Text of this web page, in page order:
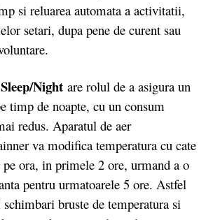
si reluarea automata a activitatii,
setari, dupa pene de curent sau
Night are rolul de a asigura un
timp de noapte, cu un consum
redus. Aparatul de aer
va modifica temperatura cu cate
pe ora, in primele 2 ore, urmand a o
pentru urmatoarele 5 ore. Astfel
bruste de temperatura si